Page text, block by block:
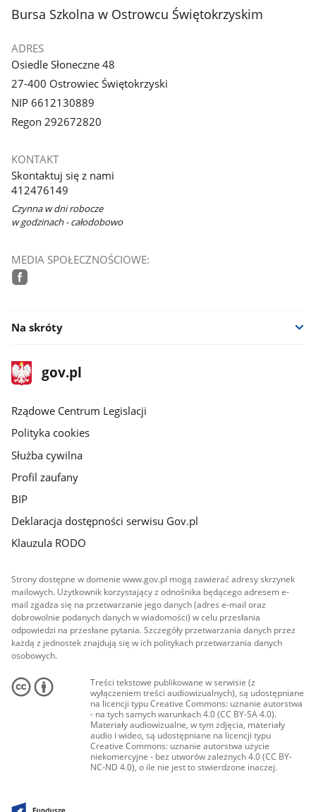
galerii.
galerii.
stopka
Bursa Szkolna w Ostrowcu Świętokrzyskim
ADRES
Osiedle Słoneczne 48
27-400 Ostrowiec Świętokrzyski
NIP 6612130889
Regon 292672820
KONTAKT
Skontaktuj się z nami
412476149
Czynna w dni robocze
w godzinach - całodobowo
MEDIA SPOŁECZNOŚCIOWE:
Na skróty
stopka
gov.plStrona
gov.pl
Rządowe Centrum Legislacji
Polityka cookies
Służba cywilna
Profil zaufany
BIP
Deklaracja dostępności serwisu Gov.pl
Klauzula RODO
Strony dostępne w domenie www.gov.pl mogą zawierać adresy skrzynek
mailowych. Użytkownik korzystający z odnośnika będącego adresem e-
mail zgadza się na przetwarzanie jego danych (adres e-mail oraz
dobrowolnie podanych danych w wiadomości) w celu przesłania
odpowiedzi na przesłane pytania. Szczegóły przetwarzania danych przez
każdą z jednostek znajdują się w ich politykach przetwarzania danych
osobowych.
Treści tekstowe publikowane w serwisie (z
wyłączeniem treści audiowizualnych), są udostępniane
na licencji typu Creative Commons: uznanie autorstwa
- na tych samych warunkach 4.0 (CC BY-SA 4.0).
Materiały audiowizualne, w tym zdjęcia, materiały
audio i wideo, są udostępniane na licencji typu
Creative Commons: uznanie autorstwa użycie
niekomercyjne - bez utworów zależnych 4.0 (CC BY-
NC-ND 4.0), o ile nie jest to stwierdzone inaczej.